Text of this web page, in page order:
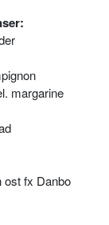
margarine
ost fx Danbo